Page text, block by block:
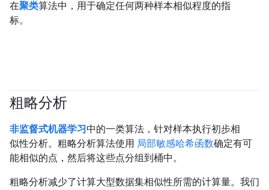
在聚类算法中，用于确定任何两种样本相似程度的指
标。
粗略分析
非监督式机器学习中的一类算法，针对样本执行初步相
似性分析。粗略分析算法使用 局部敏感哈希函数确定有可
能相似的点，然后将这些点分组到桶中。
粗略分析减少了计算大型数据集相似性所需的计算量。我们